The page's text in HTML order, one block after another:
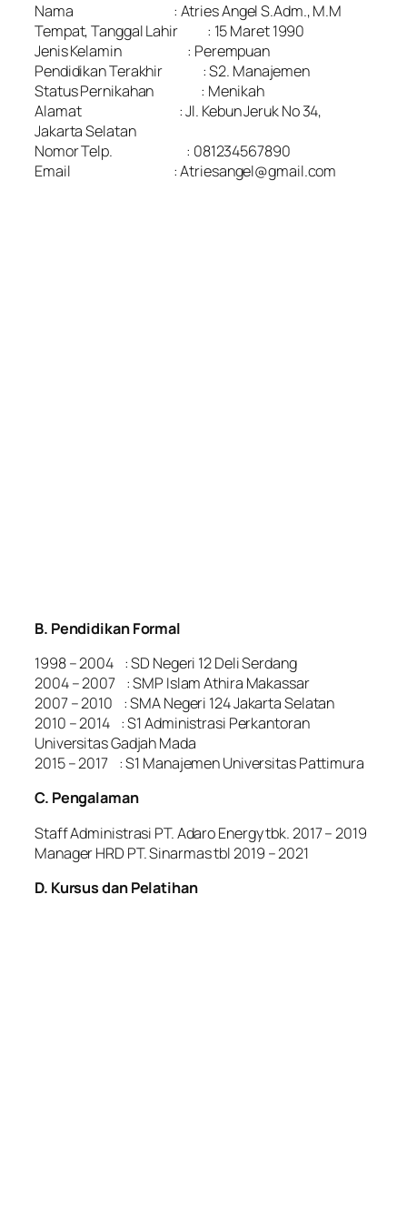
Nama : Atries Angel S.Adm., M.M
Tempat, Tanggal Lahir : 15 Maret 1990
Jenis Kelamin : Perempuan
Pendidikan Terakhir : S2. Manajemen
Status Pernikahan : Menikah
Alamat : Jl. Kebun Jeruk No 34,
Jakarta Selatan
Nomor Telp. : 081234567890
Email : Atriesangel@gmail.com
B. Pendidikan Formal
1998 – 2004 : SD Negeri 12 Deli Serdang
2004 – 2007 : SMP Islam Athira Makassar
2007 – 2010 : SMA Negeri 124 Jakarta Selatan
2010 – 2014 : S1 Administrasi Perkantoran
Universitas Gadjah Mada
2015 – 2017 : S1 Manajemen Universitas Pattimura
C. Pengalaman
Staff Administrasi PT. Adaro Energy tbk. 2017 – 2019
Manager HRD PT. Sinarmas tbl 2019 – 2021
D. Kursus dan Pelatihan